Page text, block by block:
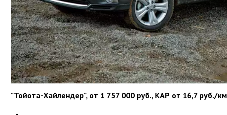
"Тойота-Хайлендер", от 1 757 000 руб., КАР от 16,7 руб./км